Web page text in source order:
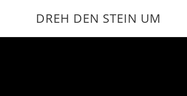
DREH DEN STEIN UM